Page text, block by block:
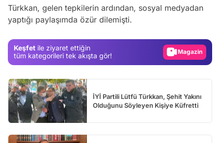
Türkkan, gelen tepkilerin ardından, sosyal medyadan
yaptığı paylaşımda özür dilemişti.
Keşfet ile ziyaret ettiğin
tüm kategorileri tek akışta gör!
Video
Magazin
İYİ Partili Lütfü Türkkan, Şehit Yakını
Olduğunu Söyleyen Kişiye Küfretti